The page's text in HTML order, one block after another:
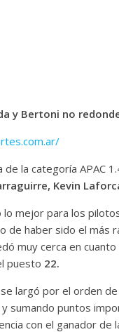
y Bertoni no
de la categoría APAC
Kevin
lo mejor para los
de haber sido el más
muy cerca en
puesto 22.
largó por el orden de
y sumando puntos
con el ganador